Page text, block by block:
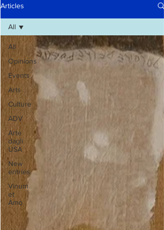
Articles
All
Opinions
Events
Arts
Culture
ADV
Arte
dagli
USA
New
entries
Vinum
et
Amo
All